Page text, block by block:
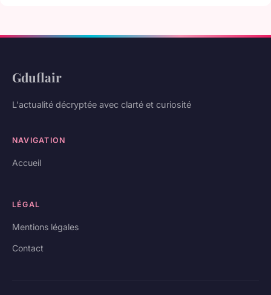
Gduflair
L'actualité décryptée avec clarté et curiosité
NAVIGATION
Accueil
LÉGAL
Mentions légales
Contact